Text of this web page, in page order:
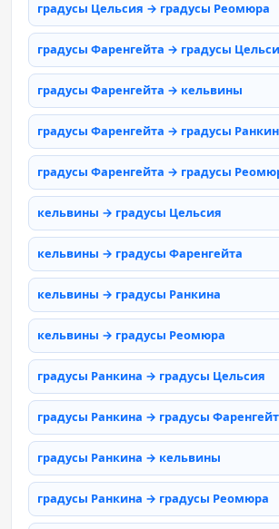
градусы Цельсия → градусы Реомюра
градусы Фаренгейта → градусы
градусы Фаренгейта → кельвины
градусы Фаренгейта → градусы
градусы Фаренгейта → градусы
кельвины → градусы Цельсия
кельвины → градусы Фаренгейта
кельвины → градусы Ранкина
кельвины → градусы Реомюра
градусы Ранкина → градусы Цельсия
градусы Ранкина → градусы
градусы Ранкина → кельвины
градусы Ранкина → градусы Реомюра